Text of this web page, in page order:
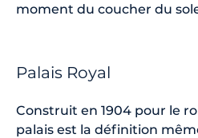
moment du coucher du
Palais Royal
Construit en 1904 pour le
palais est la définition